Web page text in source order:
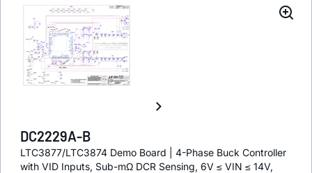
DC2229A-B
LTC3877/LTC3874 Demo Board | 4-Phase Buck Controller
with VID Inputs, Sub-mΩ DCR Sensing, 6V ≤ VIN ≤ 14V,